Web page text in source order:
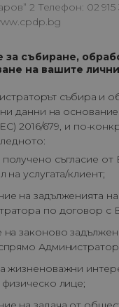
2 Телефон: 02
за събиране,
на вашите
събира и
данни на основание
2016/679, и по-
съгласие от
на услугата/клиент;
на задълженията на
по договор с
на законово
жизненоважни
лице;